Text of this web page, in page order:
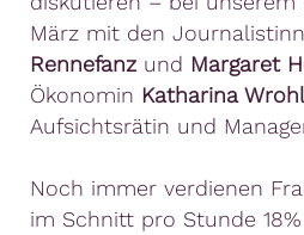
März mit den
Rennefanz und Margaret
Ökonomin Katharina
Aufsichtsrätin und
Noch immer verdienen
im Schnitt pro Stunde